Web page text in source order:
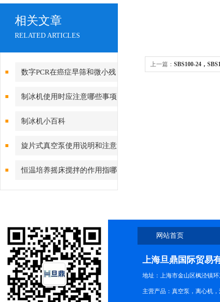
相关文章
RELATED ARTICLES
数字PCR在癌症早筛和微小残
留病灶检测的应用
制冰机使用时应注意哪些事项
以及其特点
制冰机小百科
旋片式真空泵使用说明和注意
事项
恒温培养摇床搅拌的作用指哪
些
上一篇： SBS100-24，
网站首页
上海旦鼎国际贸易
地址：上海市金山区枫泾镇
主营产品：真空泵，离心机